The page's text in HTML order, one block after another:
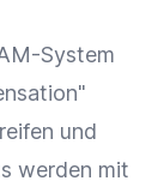
System
und
werden mit